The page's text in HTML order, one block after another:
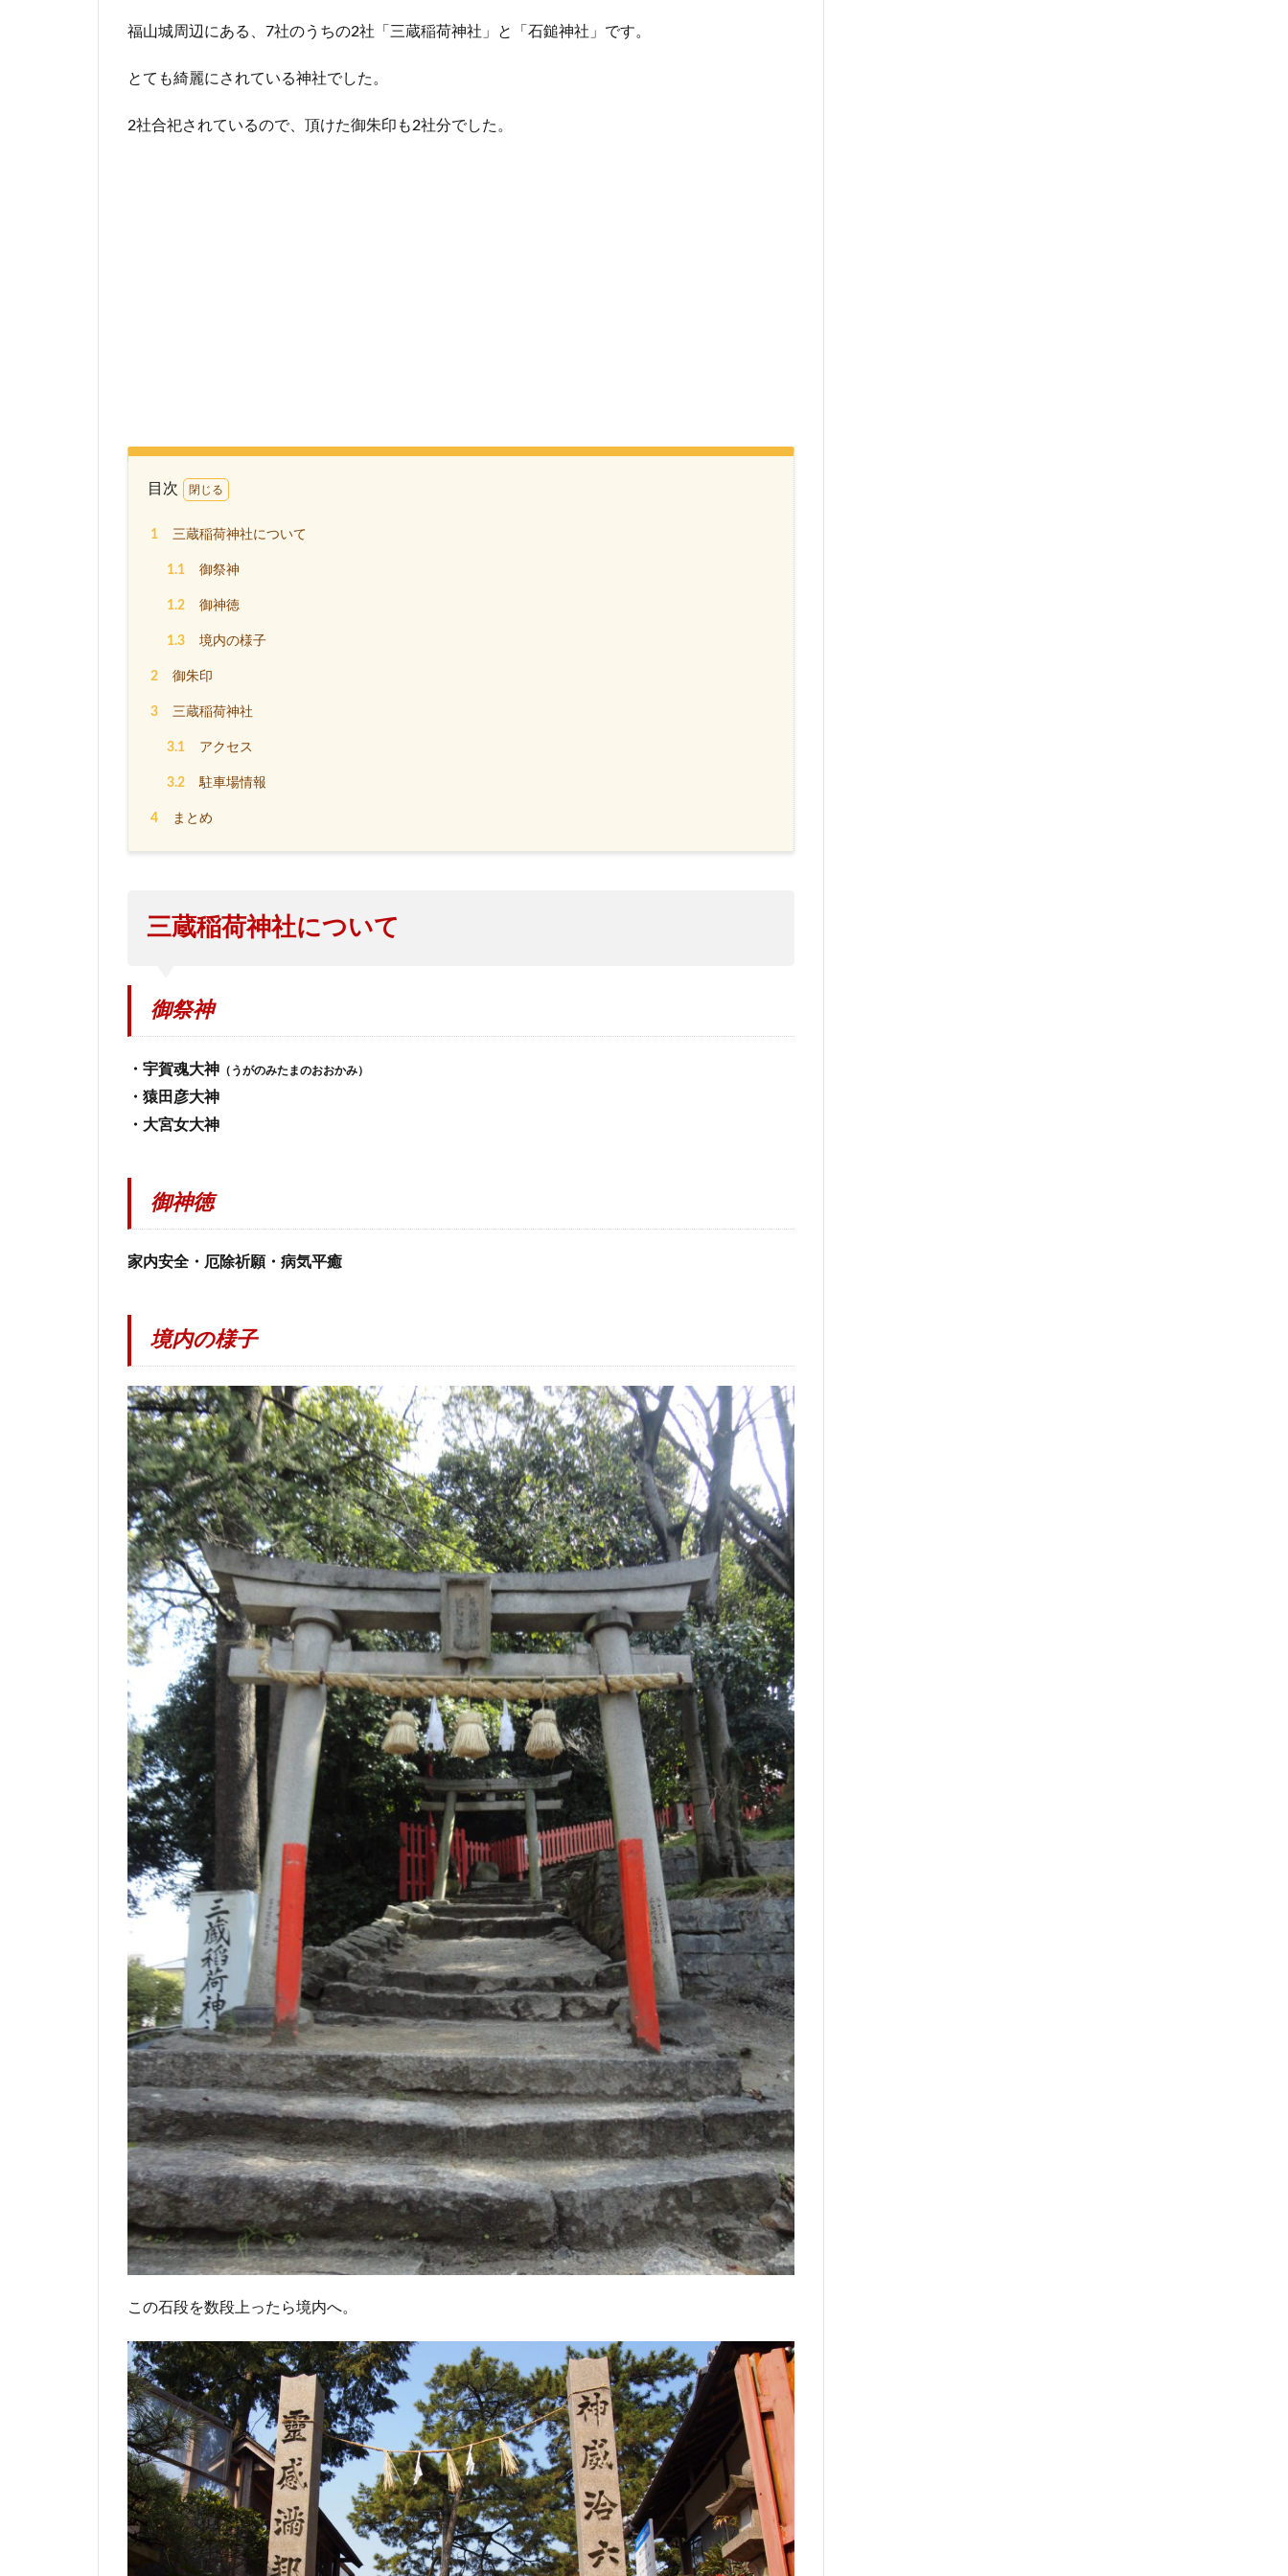
福山城周辺にある、7社のうちの2社「三蔵稲荷神社」と「石鎚神社」です。
とても綺麗にされている神社でした。
2社合祀されているので、頂けた御朱印も2社分でした。
目次
1 三蔵稲荷神社について
1.1 御祭神
1.2 御神徳
1.3 境内の様子
2 御朱印
3 三蔵稲荷神社
3.1 アクセス
3.2 駐車場情報
4 まとめ
三蔵稲荷神社について
御祭神
・宇賀魂大神 （うがのみたまのおおかみ）
・猿田彦大神
・大宮女大神
御神徳
家内安全・厄除祈願・病気平癒
境内の様子
この石段を数段上ったら境内へ。